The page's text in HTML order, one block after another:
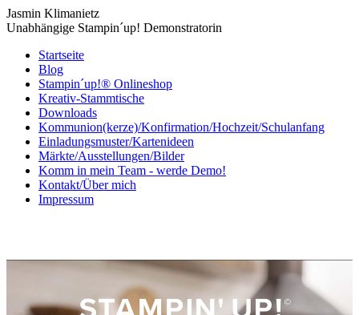
Jasmin Klimanietz
Unabhängige Stampin´up! Demonstratorin
Startseite
Blog
Stampin´up!® Onlineshop
Kreativ-Stammtische
Downloads
Kommunion(kerze)/Konfirmation/Hochzeit/Schulanfang
Einladungsmuster/Kartenideen
Märkte/Ausstellungen/Bilder
Komm in mein Team - werde Demo!
Kontakt/Über mich
Impressum